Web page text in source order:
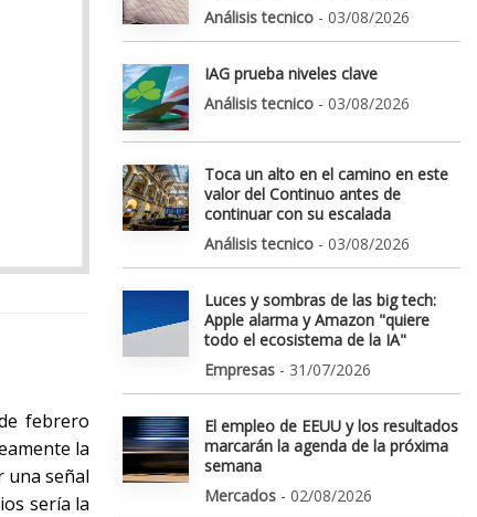
febrero
la
una señal
sería la
Análisis tecnico - 03/08/2026
IAG prueba niveles clave
Análisis tecnico - 03/08/2026
Toca un alto en el camino en este
valor del Continuo antes de
continuar con su escalada
Análisis tecnico - 03/08/2026
Luces y sombras de las big tech:
Apple alarma y Amazon "quiere
todo el ecosistema de la IA"
Empresas - 31/07/2026
El empleo de EEUU y los resultados
marcarán la agenda de la próxima
semana
Mercados - 02/08/2026